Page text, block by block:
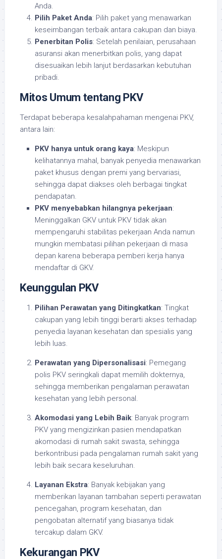
Anda.
Pilih Paket Anda: Pilih paket yang menawarkan
keseimbangan terbaik antara cakupan dan biaya.
Penerbitan Polis: Setelah penilaian, perusahaan
asuransi akan menerbitkan polis, yang dapat
disesuaikan lebih lanjut berdasarkan kebutuhan
pribadi.
Mitos Umum tentang PKV
Terdapat beberapa kesalahpahaman mengenai PKV,
antara lain:
PKV hanya untuk orang kaya: Meskipun
kelihatannya mahal, banyak penyedia menawarkan
paket khusus dengan premi yang bervariasi,
sehingga dapat diakses oleh berbagai tingkat
pendapatan.
PKV menyebabkan hilangnya pekerjaan:
Meninggalkan GKV untuk PKV tidak akan
mempengaruhi stabilitas pekerjaan Anda namun
mungkin membatasi pilihan pekerjaan di masa
depan karena beberapa pemberi kerja hanya
mendaftar di GKV.
Keunggulan PKV
Pilihan Perawatan yang Ditingkatkan: Tingkat
cakupan yang lebih tinggi berarti akses terhadap
penyedia layanan kesehatan dan spesialis yang
lebih luas.
Perawatan yang Dipersonalisasi: Pemegang
polis PKV seringkali dapat memilih dokternya,
sehingga memberikan pengalaman perawatan
kesehatan yang lebih personal.
Akomodasi yang Lebih Baik: Banyak program
PKV yang mengizinkan pasien mendapatkan
akomodasi di rumah sakit swasta, sehingga
berkontribusi pada pengalaman rumah sakit yang
lebih baik secara keseluruhan.
Layanan Ekstra: Banyak kebijakan yang
memberikan layanan tambahan seperti perawatan
pencegahan, program kesehatan, dan
pengobatan alternatif yang biasanya tidak
tercakup dalam GKV.
Kekurangan PKV